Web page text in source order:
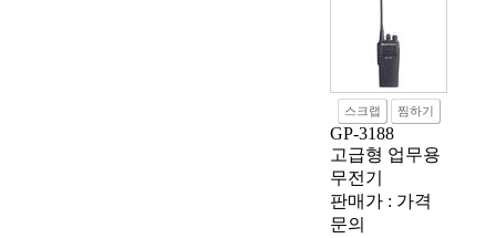
스크랩 찜하기
GP-3188
고급형 업무용
무전기
판매가 : 가격
문의